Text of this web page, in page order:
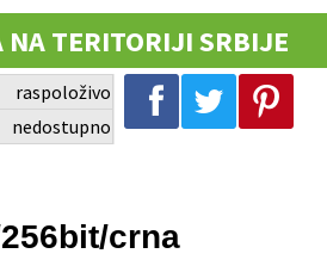
NA TERITORIJI SRBIJE
raspoloživo
nedostupno
Podeli na Facebook-u Podeli na Twitter-u Podeli na Pinterest-u
crna